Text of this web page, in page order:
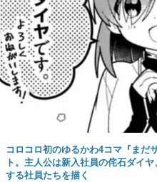
コロコロ初のゆるかわ4コマ『まだ
ト。主人公は新入社員の侘石ダイ
する社員たちを描く